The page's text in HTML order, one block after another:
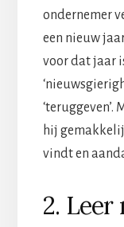
ondernemer
een nieuw
voor dat jaar
‘teruggeven’.
hij
vindt en
2. Leer